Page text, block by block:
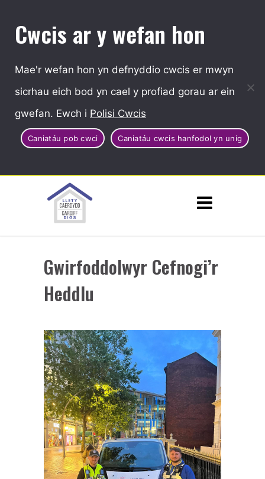
Cwcis ar y wefan hon
Mae'r wefan hon yn defnyddio cwcis er mwyn
sicrhau eich bod yn cael y profiad gorau ar ein
gwefan. Ewch i Polisi Cwcis
Caniatáu pob cwci Caniatáu cwcis hanfodol yn unig
Gwirfoddolwyr Cefnogi’r
Heddlu